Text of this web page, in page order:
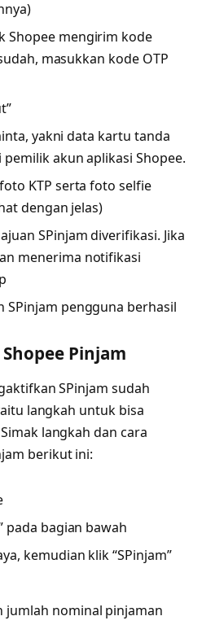
Shopee mengirim kode
masukkan kode OTP
yakni data kartu tanda
pemilik akun aplikasi Shopee.
KTP serta foto selfie
dengan jelas)
SPinjam diverifikasi. Jika
menerima notifikasi
SPinjam pengguna berhasil
Pinjam
SPinjam sudah
langkah untuk bisa
langkah dan cara
berikut ini:
pada bagian bawah
kemudian klik “SPinjam”
jumlah nominal pinjaman